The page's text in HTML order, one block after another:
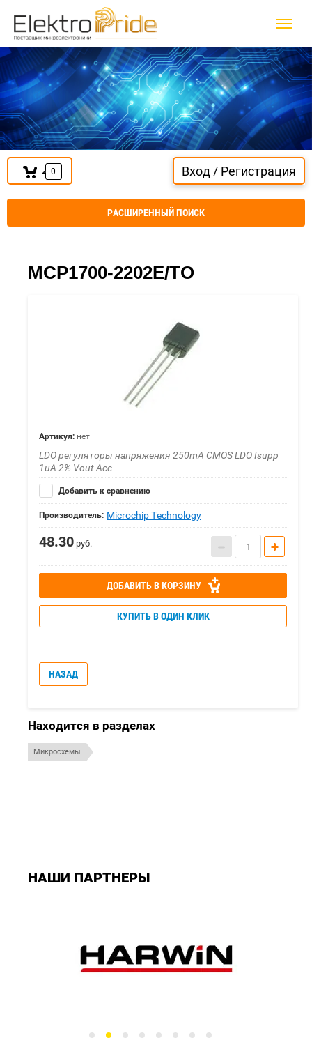
0 Вход / Регистрация
РАСШИРЕННЫЙ ПОИСК
MCP1700-2202E/TO
Артикул: нет
LDO регуляторы напряжения 250mA CMOS LDO Isupp
1uA 2% Vout Acc
Добавить к сравнению
Производитель: Microchip Technology
48.30 руб.
ДОБАВИТЬ В КОРЗИНУ
КУПИТЬ В ОДИН КЛИК
НАЗАД
Находится в разделах
Микросхемы
НАШИ ПАРТНЕРЫ